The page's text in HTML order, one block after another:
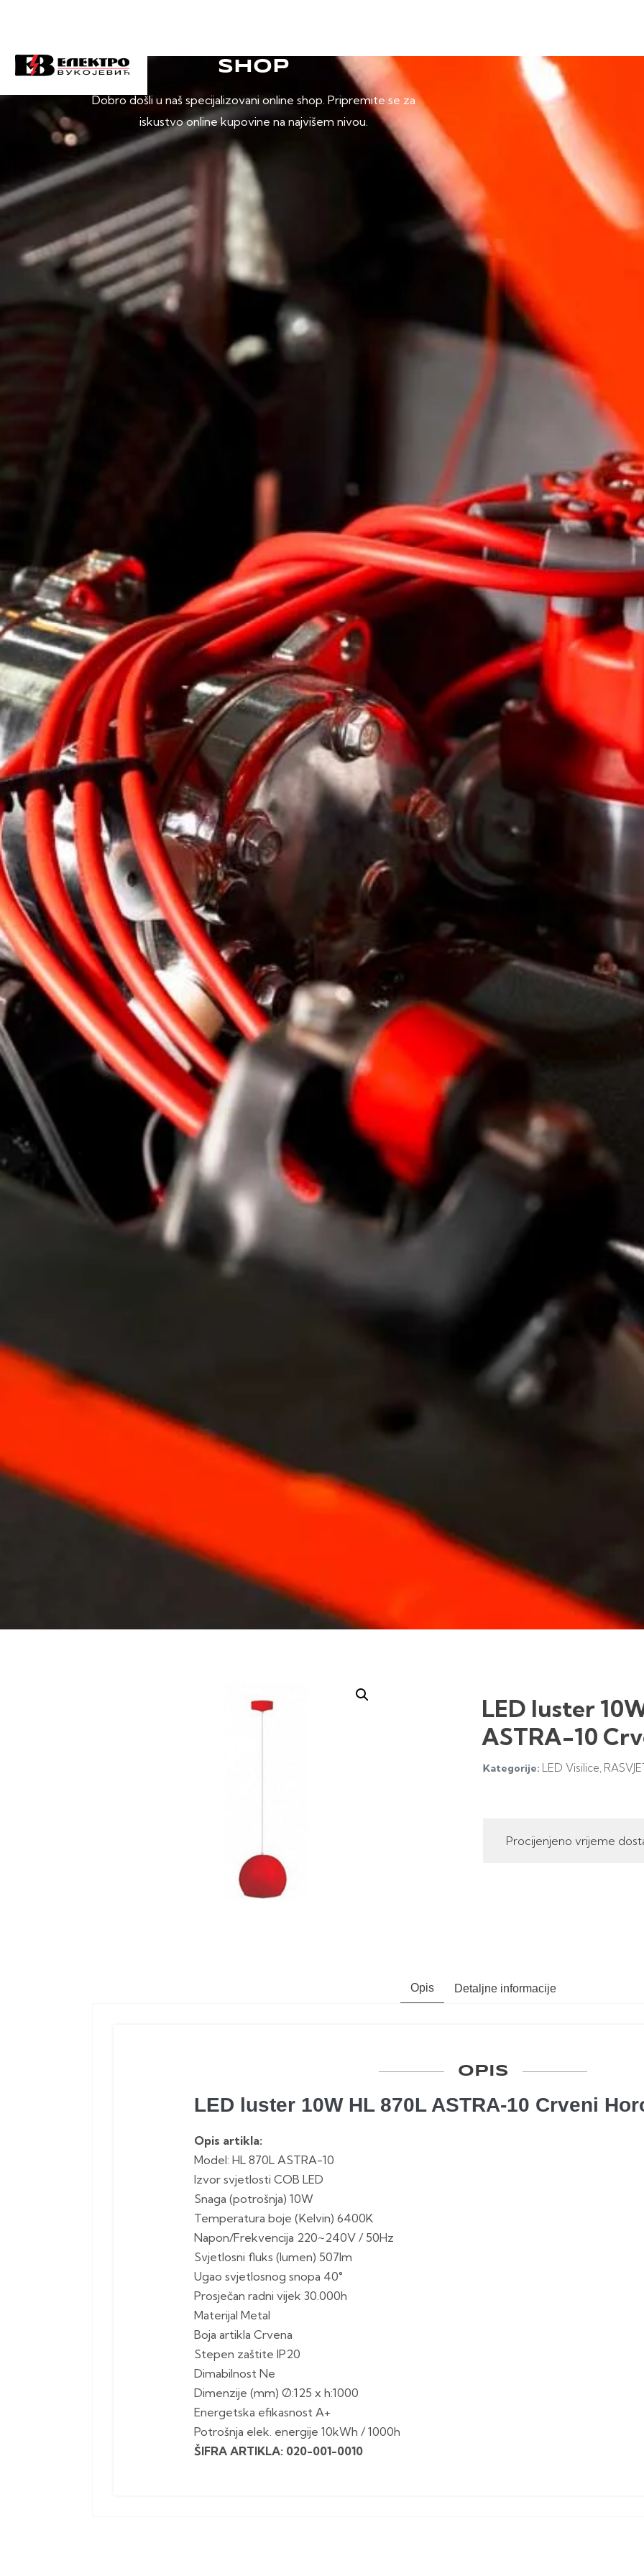
SHOP
Dobro došli u naš specijalizovani online shop. Pripremite se za
iskustvo online kupovine na najvišem nivou.
LED luster
ASTRA-10
Kategorije: LED Visilice,
Procijenjeno vrijeme
Opis Detaljne informacije
OPIS
LED luster 10W HL 870L ASTRA-10 Crveni
Opis artikla:
Model: HL 870L ASTRA-10
Izvor svjetlosti COB LED
Snaga (potrošnja) 10W
Temperatura boje (Kelvin) 6400K
Napon/Frekvencija 220~240V / 50Hz
Svjetlosni fluks (lumen) 507lm
Ugao svjetlosnog snopa 40°
Prosječan radni vijek 30.000h
Materijal Metal
Boja artikla Crvena
Stepen zaštite IP20
Dimabilnost Ne
Dimenzije (mm) Ø:125 x h:1000
Energetska efikasnost A+
Potrošnja elek. energije 10kWh / 1000h
ŠIFRA ARTIKLA: 020-001-0010